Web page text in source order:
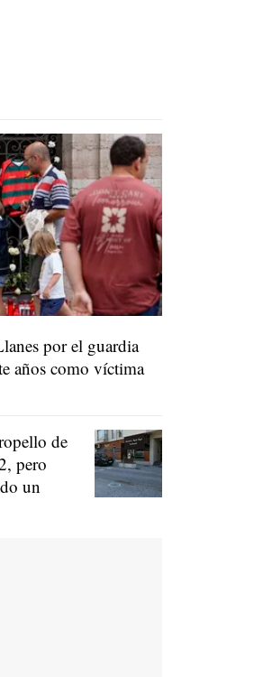
por el guardia
años como víctima
de
pero
un